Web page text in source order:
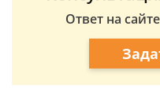
Ответ на